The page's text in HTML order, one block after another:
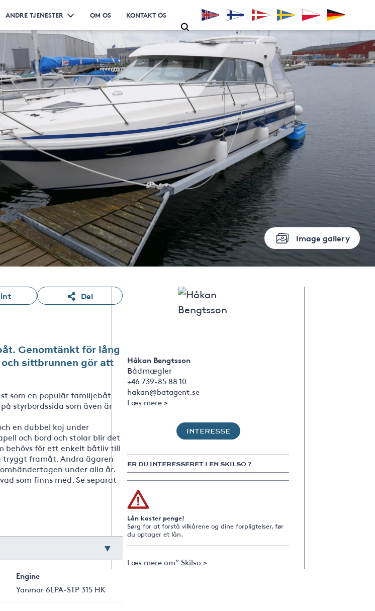
ANDRE TJENESTER OM OS KONTAKT OS
Image gallery
Del
Genomtänkt för lång
sittbrunnen gör att
som en populär familjebåt
styrbordssida som även är
en dubbel koj under
och bord och stolar blir det
behövs för ett enkelt båtliv till
tryggt framåt. Andra ägaren
under alla år.
som finns med. Se separat
Engine
Yanmar 6LPA-STP 315 HK
Håkan Bengtsson
Bådmægler
+46 739-85 88 10
hakan@batagent.se
Læs mere >
INTERESSE
ER DU INTERESSERET I EN SKILSO ?
Lån koster penge!
Sørg for at forstå vilkårene og dine forpligtelser, før
du optager et lån.
Læs mere om” Skilso >